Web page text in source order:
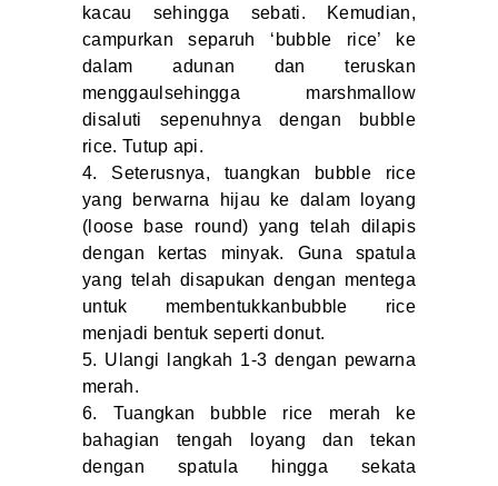
kacau sehingga sebati. Kemudian,
campurkan separuh ‘bubble rice’ ke
dalam adunan dan teruskan
menggaulsehingga marshmallow
disaluti sepenuhnya dengan bubble
rice. Tutup api.
Seterusnya, tuangkan bubble rice
yang berwarna hijau ke dalam loyang
(loose base round) yang telah dilapis
dengan kertas minyak. Guna spatula
yang telah disapukan dengan mentega
untuk membentukkanbubble rice
menjadi bentuk seperti donut.
Ulangi langkah 1-3 dengan pewarna
merah.
Tuangkan bubble rice merah ke
bahagian tengah loyang dan tekan
dengan spatula hingga sekata